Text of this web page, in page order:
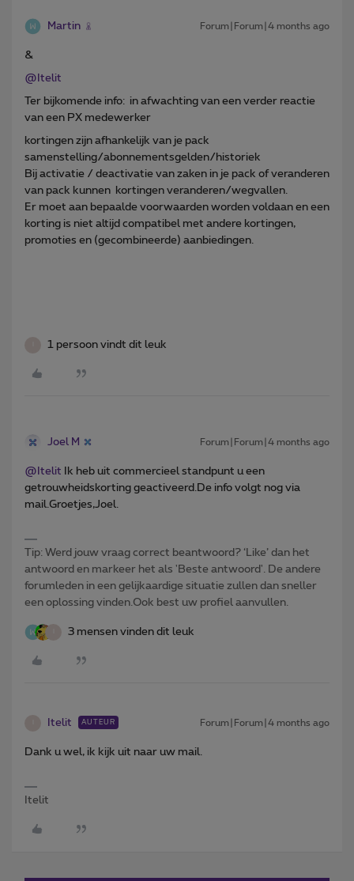
Martin Forum|Forum|4 months ago
&
@Itelit
Ter bijkomende info: in afwachting van een verder reactie
van een PX medewerker
kortingen zijn afhankelijk van je pack
samenstelling/abonnementsgelden/historiek
Bij activatie / deactivatie van zaken in je pack of veranderen
van pack kunnen kortingen veranderen/wegvallen.
Er moet aan bepaalde voorwaarden worden voldaan en een
korting is niet altijd compatibel met andere kortingen,
promoties en (gecombineerde) aanbiedingen.
1 persoon vindt dit leuk
Joel M Forum|Forum|4 months ago
@Itelit Ik heb uit commercieel standpunt u een
getrouwheidskorting geactiveerd.De info volgt nog via
mail.Groetjes,Joel.
Tip: Werd jouw vraag correct beantwoord? ‘Like’ dan het
antwoord en markeer het als 'Beste antwoord'. De andere
forumleden in een gelijkaardige situatie zullen dan sneller
een oplossing vinden.Ook best uw profiel aanvullen.
3 mensen vinden dit leuk
Itelit AUTEUR Forum|Forum|4 months ago
Dank u wel, ik kijk uit naar uw mail.
Itelit